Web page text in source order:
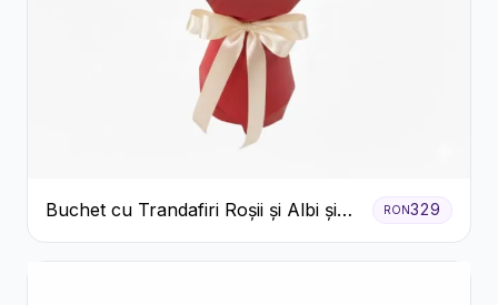
Buchet cu Trandafiri Roșii și Albi și
Gypsophila
RON329